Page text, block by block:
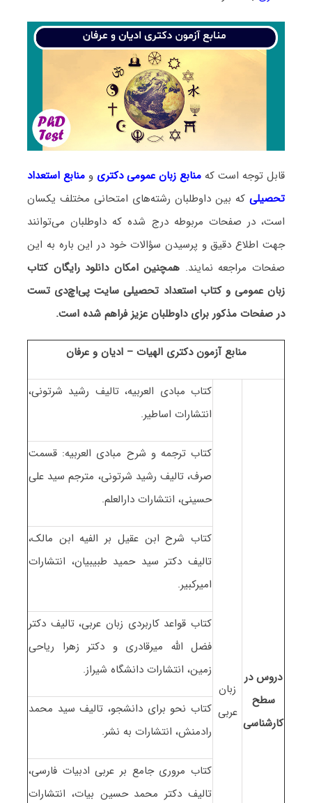
قابل توجه است که منابع زبان عمومی دکتری و منابع استعداد
تحصیلیکه بین داوطلبان رشته‌های امتحانی مختلف یکسان
است، در صفحات مربوطه درج شده که داوطلبان می‌توانند
جهت اطلاع دقیق و پرسیدن سؤالات خود در این باره به این
صفحات مراجعه نمایند. همچنین امکان دانلود رایگان کتاب
زبان عمومی و کتاب استعداد تحصیلی سایت پی‌اچ‌دی تست
در صفحات مذکور برای داوطلبان عزیز فراهم شده است.
منابع آزمون دکتری الهیات – ادیان و عرفان
دروس در
سطح
کارشناسی
زبان
عربی
کتاب مبادی العربیه، تالیف رشید شرتونی،
انتشارات اساطیر.
کتاب ترجمه و شرح مبادی العربیه: قسمت
صرف، تالیف رشید شرتونی، مترجم سید علی
حسینی، انتشارات دارالعلم.
کتاب شرح ابن عقیل بر الفیه ابن مالک،
تالیف دکتر سید حمید طبیبیان، انتشارات
امیرکبیر.
کتاب قواعد کاربردی زبان عربی، تالیف دکتر
فضل الله میرقادری و دکتر زهرا ریاحی
زمین، انتشارات دانشگاه شیراز.
کتاب نحو برای دانشجو، تالیف سید محمد
رادمنش، انتشارات به نشر.
کتاب مروری جامع بر عربی ادبیات فارسی،
تالیف دکتر محمد حسین بیات، انتشارات